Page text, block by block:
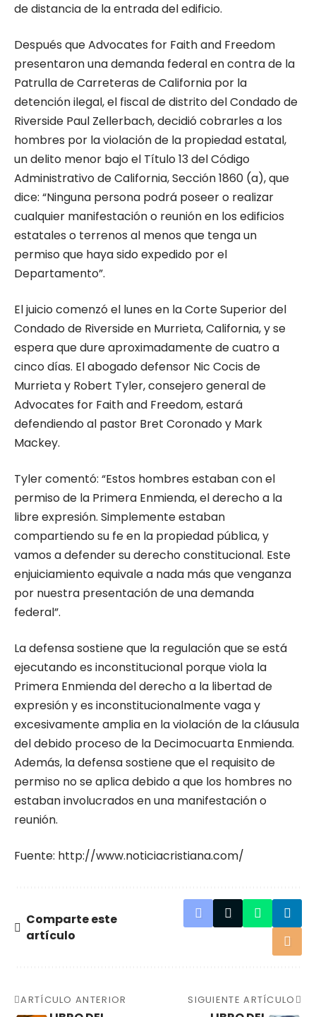
de distancia de la entrada del edificio.
Después que Advocates for Faith and Freedom
presentaron una demanda federal en contra de la
Patrulla de Carreteras de California por la
detención ilegal, el fiscal de distrito del Condado de
Riverside Paul Zellerbach, decidió cobrarles a los
hombres por la violación de la propiedad estatal,
un delito menor bajo el Título 13 del Código
Administrativo de California, Sección 1860 (a), que
dice: “Ninguna persona podrá poseer o realizar
cualquier manifestación o reunión en los edificios
estatales o terrenos al menos que tenga un
permiso que haya sido expedido por el
Departamento”.
El juicio comenzó el lunes en la Corte Superior del
Condado de Riverside en Murrieta, California, y se
espera que dure aproximadamente de cuatro a
cinco días. El abogado defensor Nic Cocis de
Murrieta y Robert Tyler, consejero general de
Advocates for Faith and Freedom, estará
defendiendo al pastor Bret Coronado y Mark
Mackey.
Tyler comentó: “Estos hombres estaban con el
permiso de la Primera Enmienda, el derecho a la
libre expresión. Simplemente estaban
compartiendo su fe en la propiedad pública, y
vamos a defender su derecho constitucional. Este
enjuiciamiento equivale a nada más que venganza
por nuestra presentación de una demanda
federal”.
La defensa sostiene que la regulación que se está
ejecutando es inconstitucional porque viola la
Primera Enmienda del derecho a la libertad de
expresión y es inconstitucionalmente vaga y
excesivamente amplia en la violación de la cláusula
del debido proceso de la Decimocuarta Enmienda.
Además, la defensa sostiene que el requisito de
permiso no se aplica debido a que los hombres no
estaban involucrados en una manifestación o
reunión.
Fuente: http://www.noticiacristiana.com/
Comparte este
artículo
ARTÍCULO ANTERIOR SIGUIENTE ARTÍCULO